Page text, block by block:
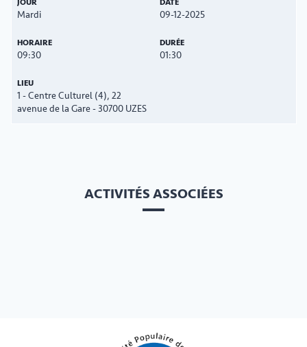
Mardi 09-12-2025
09:30 01:30
1 - Centre Culturel (4), 22
avenue de la Gare - 30700 UZES
ACTIVITÉS ASSOCIÉES